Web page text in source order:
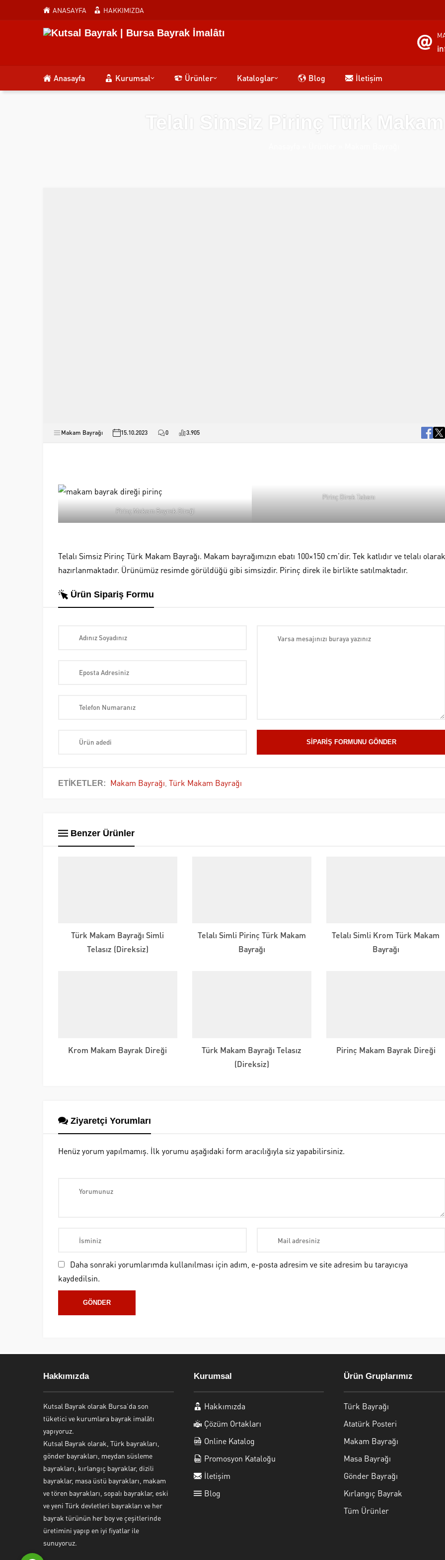
ANASAYFA HAKKIMIZDA
Anasayfa Kurumsal Ürünler Kataloglar Blog İletişim
Telalı Simsiz Pirinç Türk
Makam Bayrağı 15.10.2023 0 3.905
Pirinç Makam Bayrak Direği
Pirinç Direk Tabanı
Telalı Simsiz Pirinç Türk Makam Bayrağı. Makam bayrağımızın ebatı 100×150 cm’dir. Tek katlıdır ve telalı olarak
hazırlanmaktadır. Ürünümüz resimde görüldüğü gibi simsizdir. Pirinç direk ile birlikte satılmaktadır.
Ürün Sipariş Formu
ETİKETLER: Makam Bayrağı Türk Makam Bayrağı
Benzer Ürünler
Türk Makam Bayrağı Simli
Telasız (Direksiz)
Telalı Simli Pirinç Türk Makam
Bayrağı
Telalı Simli Krom Türk Makam
Bayrağı
Krom Makam Bayrak Direği
Türk Makam Bayrağı Telasız
(Direksiz)
Pirinç Makam Bayrak Direği
Ziyaretçi Yorumları
Henüz yorum yapılmamış. İlk yorumu aşağıdaki form aracılığıyla siz yapabilirsiniz.
Daha sonraki yorumlarımda kullanılması için adım, e-posta adresim ve site adresim bu tarayıcıya
kaydedilsin.
Hakkımızda
Kutsal Bayrak olarak Bursa’da son
tüketici ve kurumlara bayrak imalâtı
yapıyoruz.
Kutsal Bayrak olarak, Türk bayrakları,
gönder bayrakları, meydan süsleme
bayrakları, kırlangıç bayraklar, dizili
bayraklar, masa üstü bayrakları, makam
ve tören bayrakları, sopalı bayraklar, eski
ve yeni Türk devletleri bayrakları ve her
bayrak türünün her boy ve çeşitlerinde
üretimini yapıp en iyi fiyatlar ile
sunuyoruz.
Kurumsal
Hakkımızda
Çözüm Ortakları
Online Katalog
Promosyon Kataloğu
İletişim
Blog
Ürün Gruplarımız
Türk Bayrağı
Atatürk Posteri
Makam Bayrağı
Masa Bayrağı
Gönder Bayrağı
Kırlangıç Bayrak
Tüm Ürünler
Kutsal Bayrak Canlı Destek
Cevap Yaz